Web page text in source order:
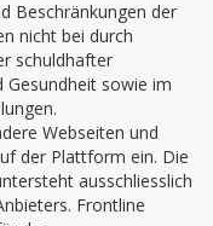
Beschränkungen der
nicht bei durch
schuldhafter
Gesundheit sowie im
Webseiten und
der Plattform ein. Die
ausschliesslich
Frontline